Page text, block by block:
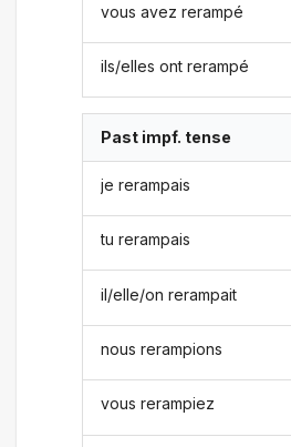
vous avez rerampé
ils/elles ont rerampé
Past impf. tense
je rerampais
tu rerampais
il/elle/on rerampait
nous rerampions
vous rerampiez